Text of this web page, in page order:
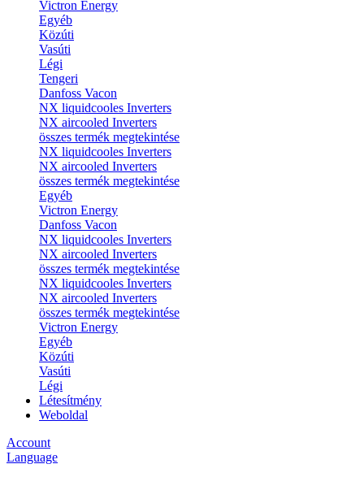
Victron Energy
Egyéb
Közúti
Vasúti
Légi
Tengeri
Danfoss Vacon
NX liquidcooles Inverters
NX aircooled Inverters
összes termék megtekintése
NX liquidcooles Inverters
NX aircooled Inverters
összes termék megtekintése
Egyéb
Victron Energy
Danfoss Vacon
NX liquidcooles Inverters
NX aircooled Inverters
összes termék megtekintése
NX liquidcooles Inverters
NX aircooled Inverters
összes termék megtekintése
Victron Energy
Egyéb
Közúti
Vasúti
Légi
Létesítmény
Weboldal
Account
Language